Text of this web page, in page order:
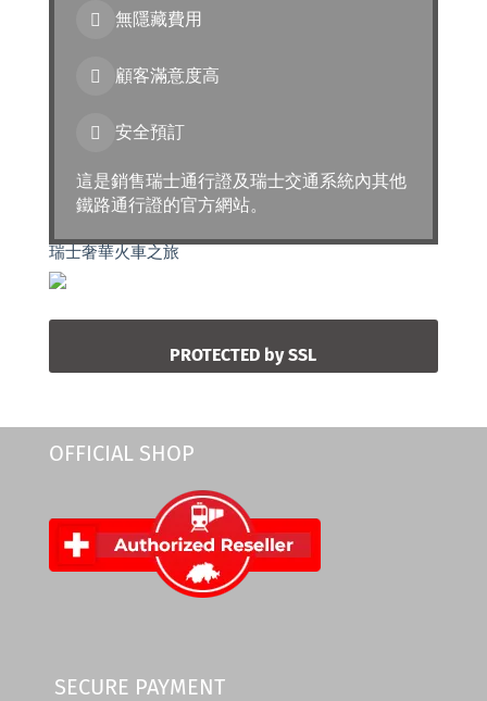
無隱藏費用
顧客滿意度高
安全預訂
這是銷售瑞士通行證及瑞士交通系統內其他
鐵路通行證的官方網站。
瑞士奢華火車之旅
PROTECTED by SSL
OFFICIAL SHOP
SECURE PAYMENT